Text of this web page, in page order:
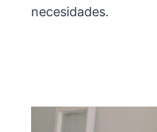
necesidades.